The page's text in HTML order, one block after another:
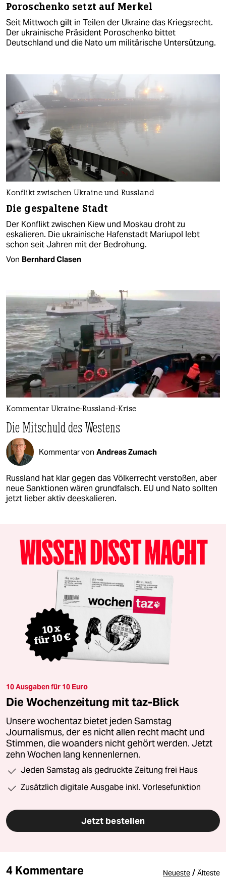
Poroschenko setzt auf Merkel
Seit Mittwoch gilt in Teilen der Ukraine das Kriegsrecht.
Der ukrainische Präsident Poroschenko bittet
Deutschland und die Nato um militärische Untersützung.
Konflikt zwischen Ukraine und Russland
Die gespaltene Stadt
Der Konflikt zwischen Kiew und Moskau droht zu
eskalieren. Die ukrainische Hafenstadt Mariupol lebt
schon seit Jahren mit der Bedrohung.
Von Bernhard Clasen
Kommentar Ukraine-Russland-Krise
Die Mitschuld des Westens
Kommentar von Andreas Zumach
Russland hat klar gegen das Völkerrecht verstoßen, aber
neue Sanktionen wären grundfalsch. EU und Nato sollten
jetzt lieber aktiv deeskalieren.
10 Ausgaben für 10 Euro
Die Wochenzeitung mit taz-Blick
Unsere wochentaz bietet jeden Samstag
Journalismus, der es nicht allen recht macht und
Stimmen, die woanders nicht gehört werden. Jetzt
zehn Wochen lang kennenlernen.
Jeden Samstag als gedruckte Zeitung frei Haus
Zusätzlich digitale Ausgabe inkl. Vorlesefunktion
Jetzt bestellen
4 Kommentare Neueste / Älteste